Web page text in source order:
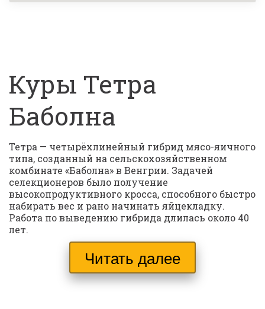
Куры Тетра
Баболна
Тетра — четырёхлинейный гибрид мясо-яичного
типа, созданный на сельскохозяйственном
комбинате «Баболна» в Венгрии. Задачей
селекционеров было получение
высокопродуктивного кросса, способного быстро
набирать вес и рано начинать яйцекладку.
Работа по выведению гибрида длилась около 40
лет.
Читать далее